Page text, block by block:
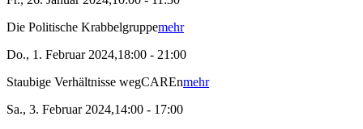
Die Politische Krabbelgruppemehr
Do., 1. Februar 2024,18:00 - 21:00
Staubige Verhältnisse wegCAREnmehr
Sa., 3. Februar 2024,14:00 - 17:00